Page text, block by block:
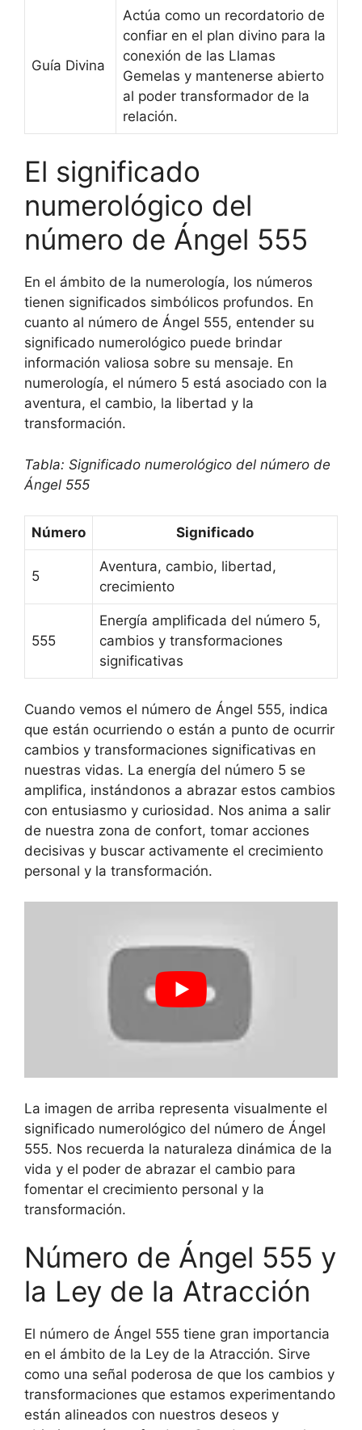
Guía Divina
Actúa como un recordatorio de
confiar en el plan divino para la
conexión de las Llamas
Gemelas y mantenerse abierto
al poder transformador de la
relación.
El significado
numerológico del
número de Ángel 555
En el ámbito de la numerología, los números
tienen significados simbólicos profundos. En
cuanto al número de Ángel 555, entender su
significado numerológico puede brindar
información valiosa sobre su mensaje. En
numerología, el número 5 está asociado con la
aventura, el cambio, la libertad y la
transformación.
Tabla: Significado numerológico del número de
Ángel 555
Número Significado
5
Aventura, cambio, libertad,
crecimiento
555
Energía amplificada del número 5,
cambios y transformaciones
significativas
Cuando vemos el número de Ángel 555, indica
que están ocurriendo o están a punto de ocurrir
cambios y transformaciones significativas en
nuestras vidas. La energía del número 5 se
amplifica, instándonos a abrazar estos cambios
con entusiasmo y curiosidad. Nos anima a salir
de nuestra zona de confort, tomar acciones
decisivas y buscar activamente el crecimiento
personal y la transformación.
La imagen de arriba representa visualmente el
significado numerológico del número de Ángel
555. Nos recuerda la naturaleza dinámica de la
vida y el poder de abrazar el cambio para
fomentar el crecimiento personal y la
transformación.
Número de Ángel 555 y
la Ley de la Atracción
El número de Ángel 555 tiene gran importancia
en el ámbito de la Ley de la Atracción. Sirve
como una señal poderosa de que los cambios y
transformaciones que estamos experimentando
están alineados con nuestros deseos y